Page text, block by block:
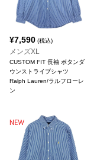
¥7,590 (税込)
メンズXL
CUSTOM FIT 長袖 ボタンダ
ウンストライプシャツ
Ralph Lauren/ラルフローレ
ン